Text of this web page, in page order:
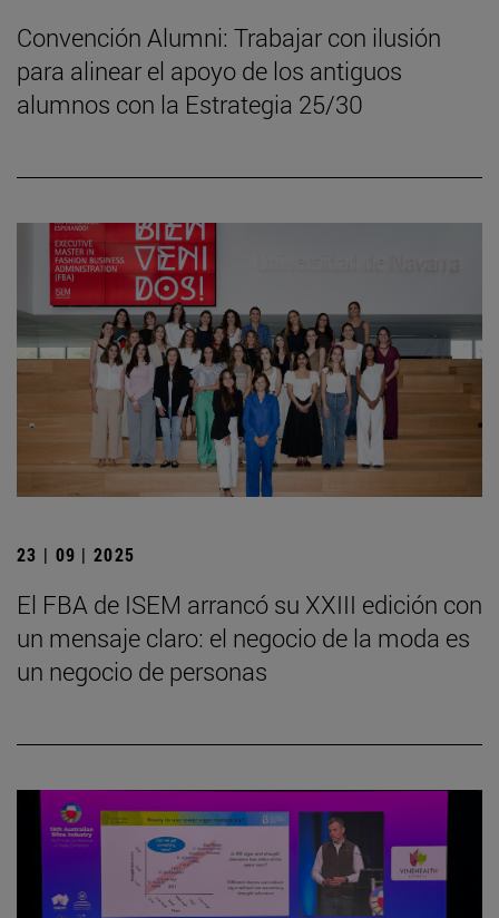
Convención Alumni: Trabajar con ilusión
para alinear el apoyo de los antiguos
alumnos con la Estrategia 25/30
23 | 09 | 2025
El FBA de ISEM arrancó su XXIII edición con
un mensaje claro: el negocio de la moda es
un negocio de personas